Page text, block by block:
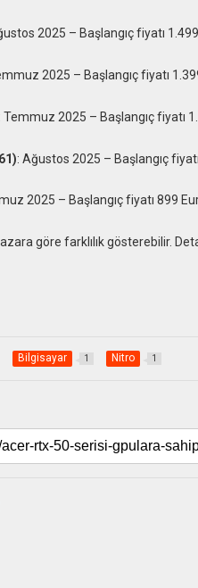
2025 – Başlangıç fiyatı
2025 – Başlangıç fiyatı
: Temmuz 2025 – Başlangıç fiyatı
: Ağustos 2025 – Başlangıç
2025 – Başlangıç fiyatı 899
göre farklılık gösterebilir.
Bilgisayar 1 Nitro 1